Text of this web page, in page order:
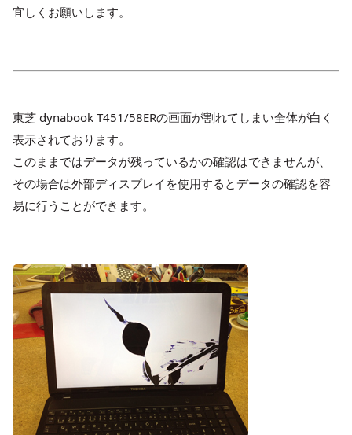
宜しくお願いします。
東芝 dynabook T451/58ERの画面が割れてしまい全体が白く
表示されております。
このままではデータが残っているかの確認はできませんが、
その場合は外部ディスプレイを使用するとデータの確認を容
易に行うことができます。